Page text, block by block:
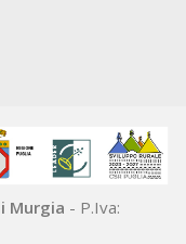
Murgia - P.Iva: